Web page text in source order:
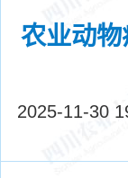
农业动
2025-11-30